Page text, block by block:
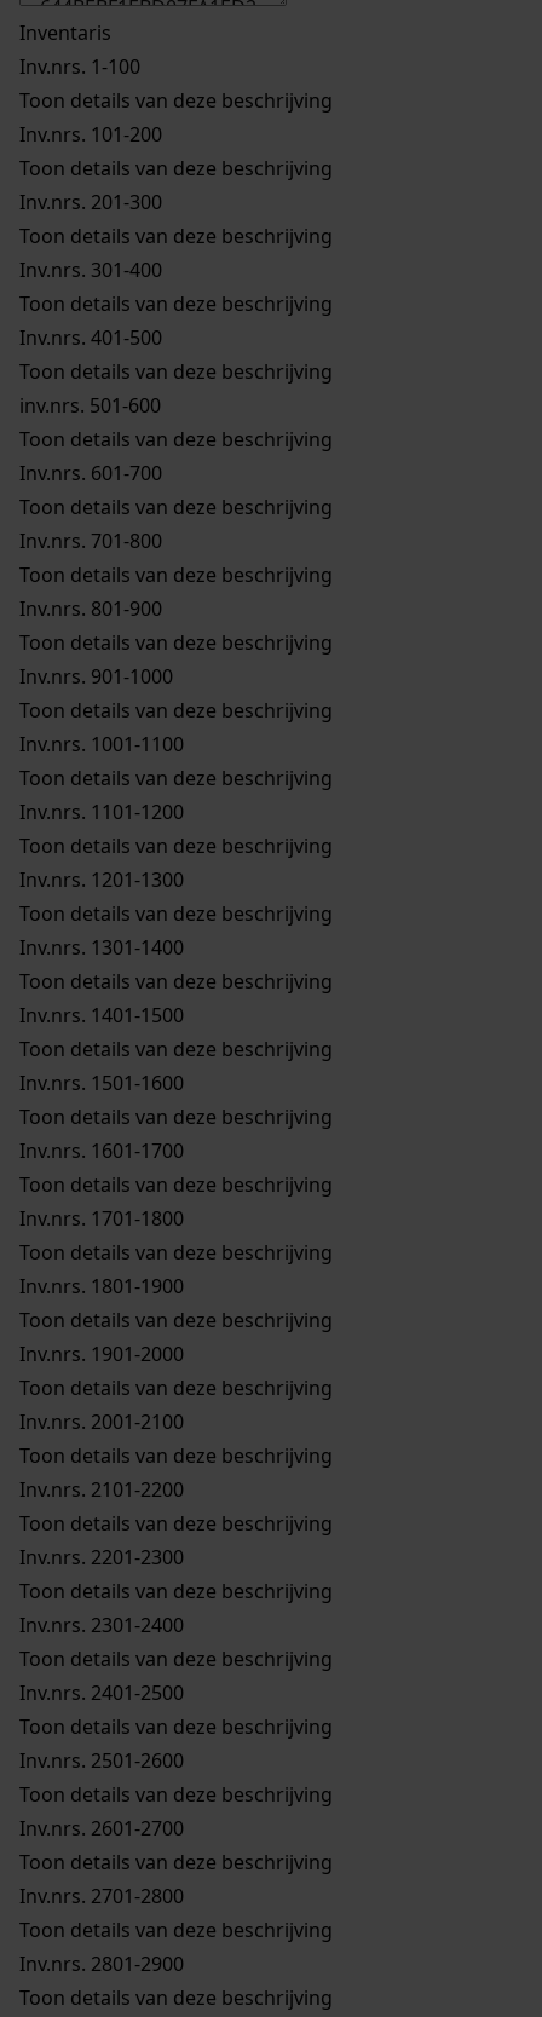
Inventaris
Inv.nrs. 1-100
Toon details van deze beschrijving
Inv.nrs. 101-200
Toon details van deze beschrijving
Inv.nrs. 201-300
Toon details van deze beschrijving
Inv.nrs. 301-400
Toon details van deze beschrijving
Inv.nrs. 401-500
Toon details van deze beschrijving
inv.nrs. 501-600
Toon details van deze beschrijving
Inv.nrs. 601-700
Toon details van deze beschrijving
Inv.nrs. 701-800
Toon details van deze beschrijving
Inv.nrs. 801-900
Toon details van deze beschrijving
Inv.nrs. 901-1000
Toon details van deze beschrijving
Inv.nrs. 1001-1100
Toon details van deze beschrijving
Inv.nrs. 1101-1200
Toon details van deze beschrijving
Inv.nrs. 1201-1300
Toon details van deze beschrijving
Inv.nrs. 1301-1400
Toon details van deze beschrijving
Inv.nrs. 1401-1500
Toon details van deze beschrijving
Inv.nrs. 1501-1600
Toon details van deze beschrijving
Inv.nrs. 1601-1700
Toon details van deze beschrijving
Inv.nrs. 1701-1800
Toon details van deze beschrijving
Inv.nrs. 1801-1900
Toon details van deze beschrijving
Inv.nrs. 1901-2000
Toon details van deze beschrijving
Inv.nrs. 2001-2100
Toon details van deze beschrijving
Inv.nrs. 2101-2200
Toon details van deze beschrijving
Inv.nrs. 2201-2300
Toon details van deze beschrijving
Inv.nrs. 2301-2400
Toon details van deze beschrijving
Inv.nrs. 2401-2500
Toon details van deze beschrijving
Inv.nrs. 2501-2600
Toon details van deze beschrijving
Inv.nrs. 2601-2700
Toon details van deze beschrijving
Inv.nrs. 2701-2800
Toon details van deze beschrijving
Inv.nrs. 2801-2900
Toon details van deze beschrijving